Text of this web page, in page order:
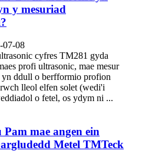
y mesuriad
07-08
cyfres TM281 gyda
profi ultrasonic, mae mesur
ddull o berfformio profion
lleol elfen solet (wedi'i
o fetel, os ydym ni ...
Pam mae angen ein
Metel TMTeck